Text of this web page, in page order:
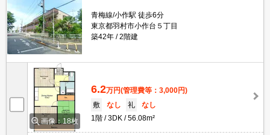
青梅線/小作駅 徒歩6分
東京都羽村市小作台５丁目
築42年
2階建
画像：18枚
6.2万円(管理費等：3,000円)
敷
なし 礼
なし
1階
3DK 56.08m²